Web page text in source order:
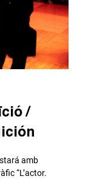
/
amb
“L’actor.